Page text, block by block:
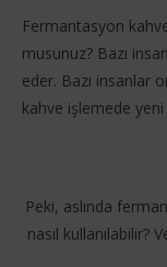
Fermantasyon
musunuz? Bazı
eder. Bazı insanlar
kahve işlemede
Peki, aslında
nasıl kullanılabilir?